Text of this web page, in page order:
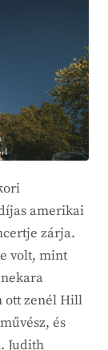
amerikai
zárja.
volt, mint
ott zenél Hill
és
Judith